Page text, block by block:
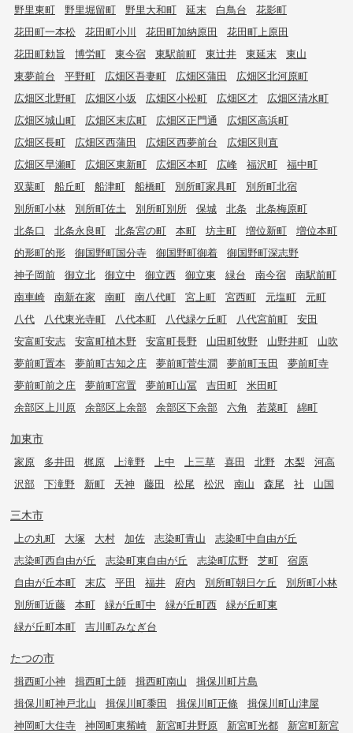
野里東町 野里堀留町 野里大和町 延末 白鳥台
花影町
花田町一本松
花田町小川 花田町加納原田
花田町上原田
花田町勅旨
博労町 東今宿 東駅前町 東辻井 東延末
東山
東夢前台
平野町 広畑区吾妻町 広畑区蒲田
広畑区北河原町
広畑区北野町
広畑区小坂 広畑区小松町 広畑区才
広畑区清水町
広畑区城山町
広畑区末広町 広畑区正門通
広畑区高浜町
広畑区長町
広畑区西蒲田 広畑区西夢前台
広畑区則直
広畑区早瀬町
広畑区東新町 広畑区本町 広峰 福沢町
福中町
双葉町
船丘町 船津町 船橋町 別所町家具町
別所町北宿
別所町小林
別所町佐土 別所町別所 保城 北条
北条梅原町
北条口
北条永良町 北条宮の町 本町 坊主町 増位新町
増位本町
的形町的形
御国野町国分寺 御国野町御着
御国野町深志野
神子岡前
御立北 御立中 御立西 御立東 緑台 南今宿
南駅前町
南車崎
南新在家 南町 南八代町 宮上町 宮西町 元塩町
元町
八代
八代東光寺町 八代本町 八代緑ケ丘町 八代宮前町
安田
安富町安志
安富町植木野 安富町長野 山田町牧野 山野井町
山吹
夢前町置本
夢前町古知之庄 夢前町菅生澗 夢前町玉田
夢前町寺
夢前町前之庄
夢前町宮置 夢前町山冨 吉田町
米田町
余部区上川原
余部区上余部 余部区下余部 六角 若菜町 綿町
加東市
家原 多井田 梶原 上滝野 上中 上三草 喜田 北野 木梨
河高
沢部
下滝野 新町 天神 藤田 松尾 松沢 南山 森尾 社 山国
三木市
上の丸町 大塚 大村 加佐 志染町青山
志染町中自由が丘
志染町西自由が丘
志染町東自由が丘 志染町広野 芝町
宿原
自由が丘本町
末広 平田 福井 府内 別所町朝日ケ丘
別所町小林
別所町近藤
本町 緑が丘町中 緑が丘町西
緑が丘町東
緑が丘町本町
吉川町みなぎ台
たつの市
揖西町小神 揖西町土師 揖西町南山
揖保川町片島
揖保川町神戸北山
揖保川町黍田 揖保川町正條
揖保川町山津屋
神岡町大住寺
神岡町東觜崎 新宮町井野原 新宮町光都
新宮町新宮